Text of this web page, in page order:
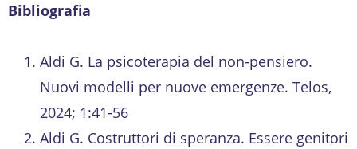
Bibliografia
Aldi G. La psicoterapia del non-pensiero.
Nuovi modelli per nuove emergenze. Telos,
2024; 1:41-56
Aldi G. Costruttori di speranza. Essere genitori